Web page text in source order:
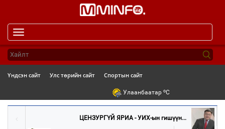
navigation
Үндсэн сайт Улс төрийн сайт Спортын сайт
Улаанбаатар oC
ЦЕНЗУРГҮЙ ЯРИА - УИХ-ын гишүүн...